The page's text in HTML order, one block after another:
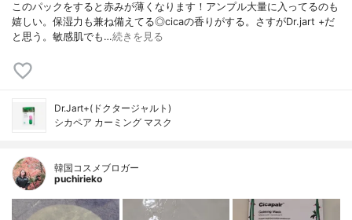
このパックをすると赤みが薄くなります！アンプル大量に入ってるのも
嬉しい。保湿力も兼ね備えてる◎cicaの香りがする。さすがDr.jart +だ
と思う。敏感肌でも…続きを見る
Dr.Jart+(ドクタージャルト)
シカペア カーミング マスク
韓国コスメブロガー
puchirieko